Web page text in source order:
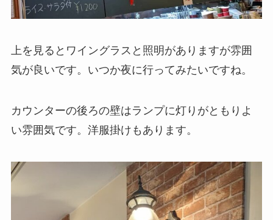
上を見るとワイングラスと照明がありますが雰囲
気が良いです。いつか夜に行ってみたいですね。
カウンターの後ろの壁はランプに灯りがともりよ
い雰囲気です。洋服掛けもあります。